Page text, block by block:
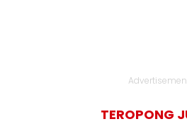
TEROPONG